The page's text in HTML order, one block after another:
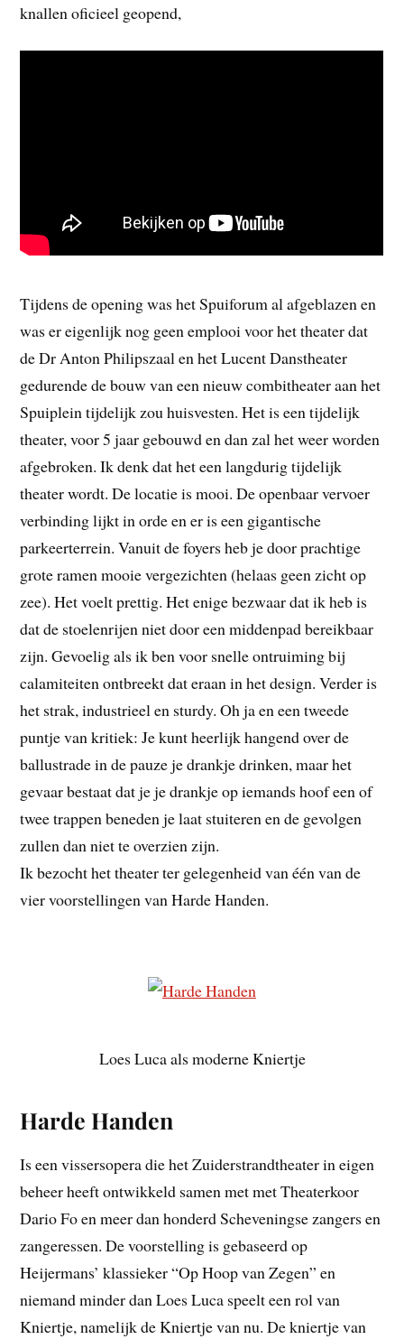
knallen oficieel geopend,
Tijdens de opening was het Spuiforum al afgeblazen en
was er eigenlijk nog geen emplooi voor het theater dat
de Dr Anton Philipszaal en het Lucent Danstheater
gedurende de bouw van een nieuw combitheater aan het
Spuiplein tijdelijk zou huisvesten. Het is een tijdelijk
theater, voor 5 jaar gebouwd en dan zal het weer worden
afgebroken. Ik denk dat het een langdurig tijdelijk
theater wordt. De locatie is mooi. De openbaar vervoer
verbinding lijkt in orde en er is een gigantische
parkeerterrein. Vanuit de foyers heb je door prachtige
grote ramen mooie vergezichten (helaas geen zicht op
zee). Het voelt prettig. Het enige bezwaar dat ik heb is
dat de stoelenrijen niet door een middenpad bereikbaar
zijn. Gevoelig als ik ben voor snelle ontruiming bij
calamiteiten ontbreekt dat eraan in het design. Verder is
het strak, industrieel en sturdy. Oh ja en een tweede
puntje van kritiek: Je kunt heerlijk hangend over de
ballustrade in de pauze je drankje drinken, maar het
gevaar bestaat dat je je drankje op iemands hoof een of
twee trappen beneden je laat stuiteren en de gevolgen
zullen dan niet te overzien zijn.
Ik bezocht het theater ter gelegenheid van één van de
vier voorstellingen van Harde Handen.
Loes Luca als moderne Kniertje
Harde Handen
Is een vissersopera die het Zuiderstrandtheater in eigen
beheer heeft ontwikkeld samen met met Theaterkoor
Dario Fo en meer dan honderd Scheveningse zangers en
zangeressen. De voorstelling is gebaseerd op
Heijermans’ klassieker “Op Hoop van Zegen” en
niemand minder dan Loes Luca speelt een rol van
Kniertje, namelijk de Kniertje van nu. De kniertje van